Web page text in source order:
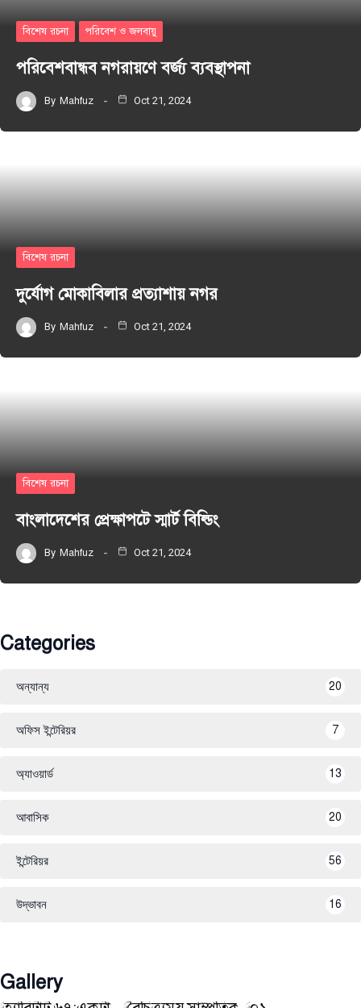
বিশেষ রচনা পরিবেশ ও জলবায়ু
পরিবেশবান্ধব নগরায়ণে বর্জ্য ব্যবস্থাপনা
By Mahfuz Oct 21, 2024
বিশেষ রচনা
দুর্যোগ মোকাবিলার প্রত্যাশায় নগর
By Mahfuz Oct 21, 2024
বিশেষ রচনা
বাংলাদেশের প্রেক্ষাপটে স্মার্ট বিল্ডিং
By Mahfuz Oct 21, 2024
Categories
অন্যান্য 20
অফিস ইন্টেরিয়র 7
অ্যাওয়ার্ড 13
আবাসিক 20
ইন্টেরিয়র 56
উদ্ভাবন 16
Gallery